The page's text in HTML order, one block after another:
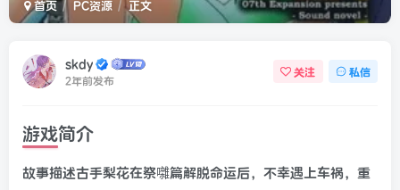
首页 PC资源 正文
skdy
2年前发布
关注 私信
游戏简介
故事描述古手梨花在祭囃篇解脱命运后，不幸遇上车祸，重